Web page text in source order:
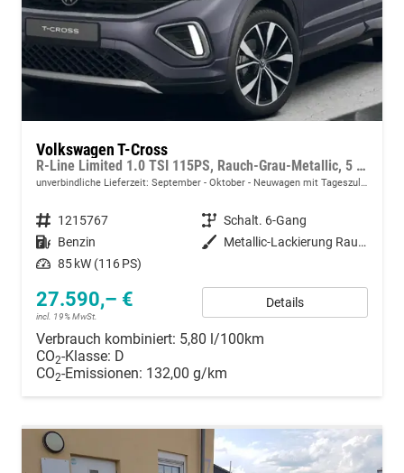
Volkswagen T-Cross
R-Line Limited 1.0 TSI 115PS, Rauch-Grau-Metallic, 5 JAHRE GARANTIE, ANHÄNGERKUPPLUNG, CLIMATRONIC, SITZHEIZUNG, 18" Alu, MATRIX-LED, Adaptiver Tempomat ACC, Parksensoren, Rückfahrkamera, Keyless, Abgedunkelte Scheiben, Radio "Ready2Discover" + App-Connect
unverbindliche Lieferzeit: September - Oktober Neuwagen mit Tageszulassung
Fahrzeugnummer 1215767 Getriebe Schalt. 6-Gang
Kraftstoff Benzin Außenfarbe
Metallic-Lackierung Rauch-Grau
Leistung 85 kW (116 PS)
27.590,– €
incl. 19% MwSt.
Details
Verbrauch kombiniert: 5,80 l/100km
CO2-Klasse: D
CO2-Emissionen: 132,00 g/km